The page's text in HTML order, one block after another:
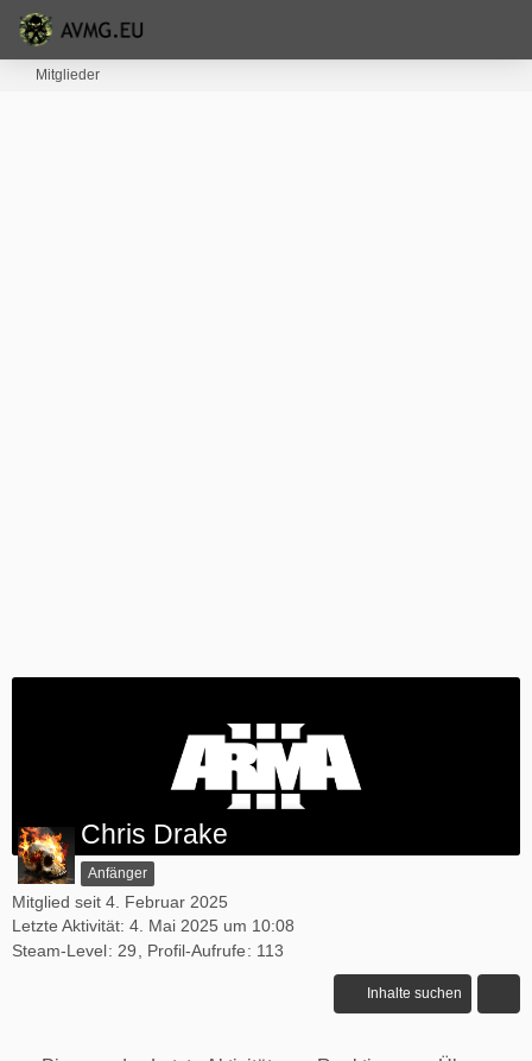
Mitglieder
Chris Drake
Anfänger
Mitglied seit 4. Februar 2025
Letzte Aktivität: 4. Mai 2025 um 10:08
Steam-Level 29 Profil-Aufrufe 113
Inhalte suchen